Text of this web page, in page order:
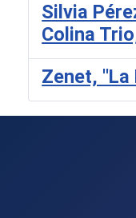
Silvia
Colina
Zenet, ''La